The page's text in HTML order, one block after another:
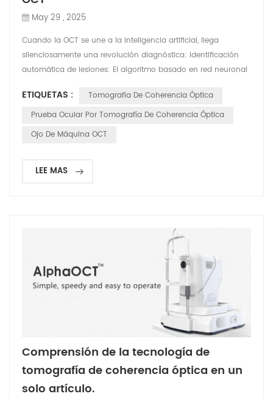
May 29 , 2025
Cuando la OCT se une a la inteligencia artificial, llega
silenciosamente una revolución diagnóstica: Identificación
automática de lesiones: El algoritmo basado en red neuronal
de imágenes OCT oftálmicas en 0,3 segundos, identificando
docenas de lesiones como agujeros maculares y
desprendimiento de retina, con una tasa de precisión
ETIQUETAS :
Tomografía De Coherencia Óptica
Prueba Ocular Por Tomografía De Coherencia Óptica
Ojo De Máquina OCT
LEE MAS
Comprensión de la tecnología de
tomografía de coherencia óptica en un
solo artículo.